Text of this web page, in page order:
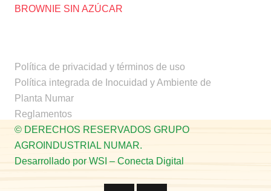
BROWNIE SIN AZÚCAR
Política de privacidad y términos de uso
Política integrada de Inocuidad y Ambiente de
Planta Numar
Reglamentos
© DERECHOS RESERVADOS GRUPO
AGROINDUSTRIAL NUMAR.
Desarrollado por WSI – Conecta Digital